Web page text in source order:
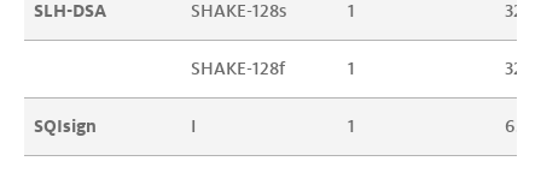
SLH-DSA SHAKE-128s 1 32
SHAKE-128f 1 32
SQIsign I 1 65